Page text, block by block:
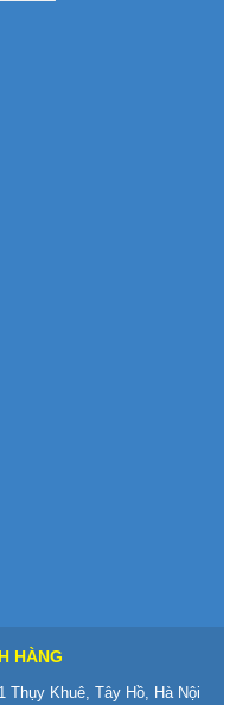
HÀNG
Thụy Khuê, Tây Hồ, Hà Nội